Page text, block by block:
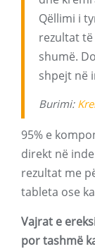
Qëllimi i
rezultat
shumë.
shpejt në
Burimi:
95% e
direkt në
rezultat me
tableta ose
Vajrat e
por tashmë